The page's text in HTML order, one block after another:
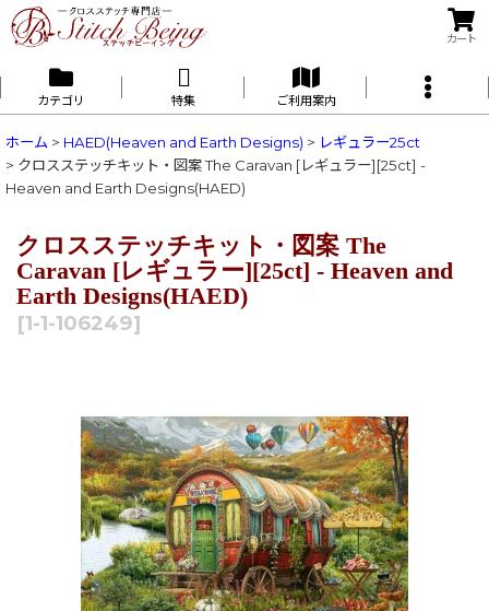
カート
カテゴリ 特集 ご利用案内
ホーム > HAED(Heaven and Earth Designs) > レギュラー25ct
> クロスステッチキット・図案 The Caravan [レギュラー][25ct] -
Heaven and Earth Designs(HAED)
クロスステッチキット・図案 The
Caravan [レギュラー][25ct] - Heaven and
Earth Designs(HAED)
[1-1-106249]